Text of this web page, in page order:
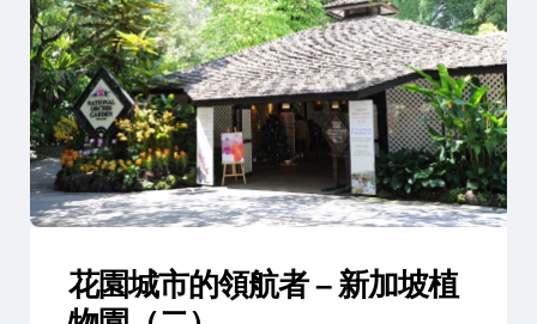
花園城市的領航者 – 新加坡植